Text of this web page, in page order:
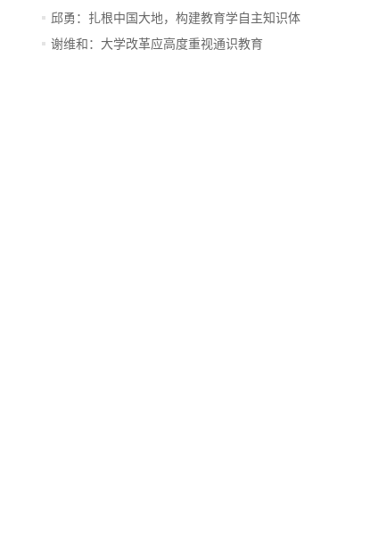
价值
邱勇：扎根中国大地，构建教育学自主知识体
系
谢维和：大学改革应高度重视通识教育